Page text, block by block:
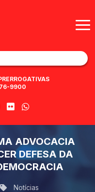
9900
ADVOCACIA
DEFESA DA
Notícias